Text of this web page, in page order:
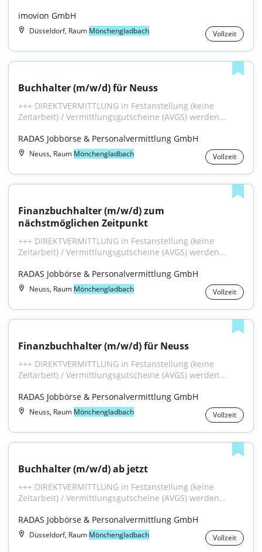
imovion GmbH
Düsseldorf, Raum Mönchengladbach Vollzeit
Buchhalter (m/w/d) für Neuss
+++ DIREKTVERMITTLUNG in Festanstellung (keine
Zeitarbeit) / Vermittlungsgutscheine (AVGS) werden...
RADAS Jobbörse & Personalvermittlung GmbH
Neuss, Raum Mönchengladbach Vollzeit
Finanzbuchhalter (m/w/d) zum
nächstmöglichen Zeitpunkt
+++ DIREKTVERMITTLUNG in Festanstellung (keine
Zeitarbeit) / Vermittlungsgutscheine (AVGS) werden...
RADAS Jobbörse & Personalvermittlung GmbH
Neuss, Raum Mönchengladbach Vollzeit
Finanzbuchhalter (m/w/d) für Neuss
+++ DIREKTVERMITTLUNG in Festanstellung (keine
Zeitarbeit) / Vermittlungsgutscheine (AVGS) werden...
RADAS Jobbörse & Personalvermittlung GmbH
Neuss, Raum Mönchengladbach Vollzeit
Buchhalter (m/w/d) ab jetzt
+++ DIREKTVERMITTLUNG in Festanstellung (keine
Zeitarbeit) / Vermittlungsgutscheine (AVGS) werden...
RADAS Jobbörse & Personalvermittlung GmbH
Düsseldorf, Raum Mönchengladbach Vollzeit